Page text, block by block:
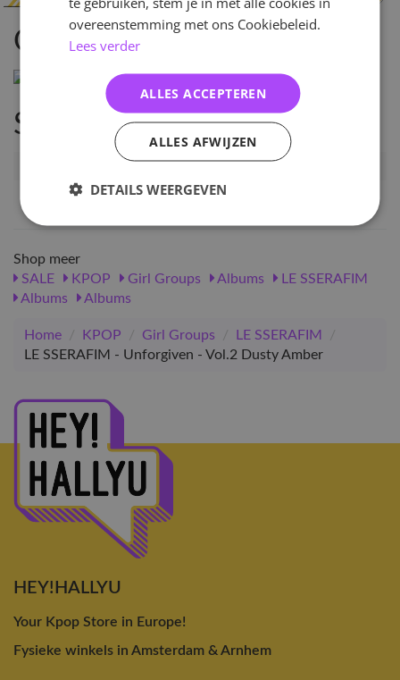
Omschrijving
Specificaties
86541
EAN nummer
1000000865417
Shop meer
SALE
KPOP Girl Groups Albums
LE SSERAFIM
Albums
Albums
Home / KPOP / Girl Groups / LE SSERAFIM
/
LE SSERAFIM - Unforgiven - Vol.2 Dusty Amber
HEY!HALLYU
Your Kpop Store in Europe!
Fysieke winkels in Amsterdam & Arnhem
overeenstemming met ons Cookiebeleid.
Lees verder
ALLES ACCEPTEREN
ALLES AFWIJZEN
DETAILS WEERGEVEN